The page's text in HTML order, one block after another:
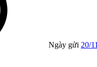
Ngày gửi 20/